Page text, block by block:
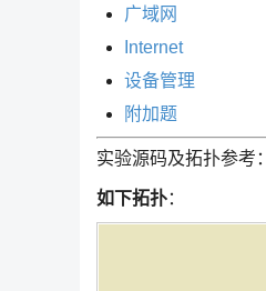
广域网
Internet
设备管理
附加题
实验源码及拓扑参考：
如下拓扑：